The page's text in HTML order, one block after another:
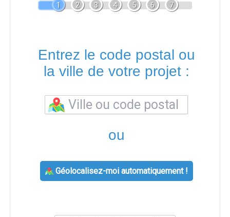
1 2 3 4 5 6 7
Entrez le code postal ou
la ville de votre projet :
ou
Géolocalisez-moi automatiquement !